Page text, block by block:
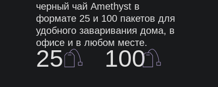
черный чай Amethyst в
формате 25 и 100 пакетов для
удобного заваривания дома, в
офисе и в любом месте.
25 100